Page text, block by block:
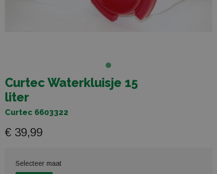
Curtec Waterkluisje 15
liter
Curtec 6603322
€ 39,99
Selecteer maat